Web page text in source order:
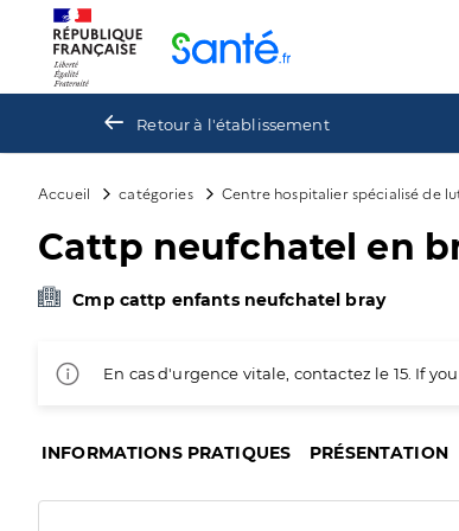
Retour à l'établissement
Accueil catégories Centre hospitalier spécialisé de
Cattp neufchatel en
Cmp cattp enfants neufchatel bray
En cas d'urgence vitale, contactez le 15. If
INFORMATIONS PRATIQUES PRÉSENTATION
Panneau de gestion des cookies